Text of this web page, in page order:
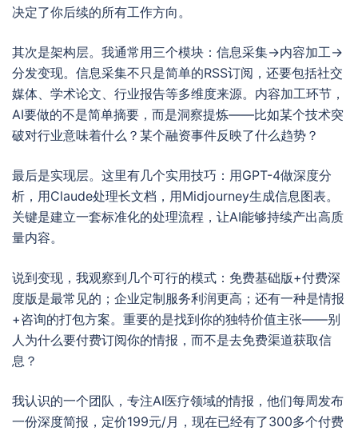
决定了你后续的所有工作方向。
其次是架构层。我通常用三个模块：信息采集→内容加工→
分发变现。信息采集不只是简单的RSS订阅，还要包括社交
媒体、学术论文、行业报告等多维度来源。内容加工环节，
AI要做的不是简单摘要，而是洞察提炼——比如某个技术突
破对行业意味着什么？某个融资事件反映了什么趋势？
最后是实现层。这里有几个实用技巧：用GPT-4做深度分
析，用Claude处理长文档，用Midjourney生成信息图表。
关键是建立一套标准化的处理流程，让AI能够持续产出高质
量内容。
说到变现，我观察到几个可行的模式：免费基础版+付费深
度版是最常见的；企业定制服务利润更高；还有一种是情报
+咨询的打包方案。重要的是找到你的独特价值主张——别
人为什么要付费订阅你的情报，而不是去免费渠道获取信
息？
我认识的一个团队，专注AI医疗领域的情报，他们每周发布
一份深度简报，定价199元/月，现在已经有了300多个付费